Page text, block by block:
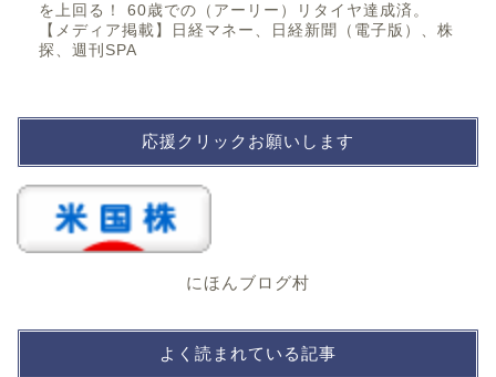
を上回る！ 60歳での（アーリー）リタイヤ達成済。
【メディア掲載】日経マネー、日経新聞（電子版）、株
探、週刊SPA
応援クリックお願いします
にほんブログ村
よく読まれている記事